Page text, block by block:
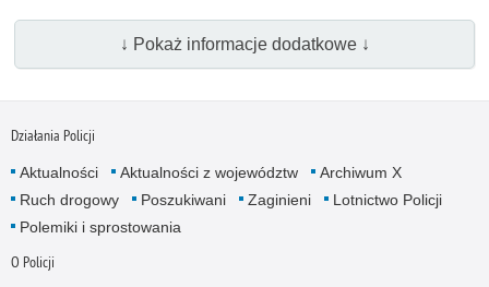
↓ Pokaż informacje dodatkowe ↓
Działania Policji
Aktualności Aktualności z województw
Archiwum X
Ruch drogowy
Poszukiwani Zaginieni
Lotnictwo Policji
Polemiki i sprostowania
O Policji